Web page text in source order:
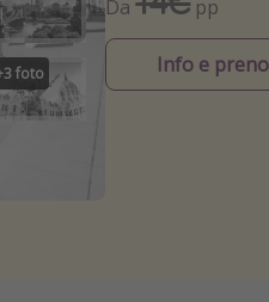
3foto
Da pp
Info e